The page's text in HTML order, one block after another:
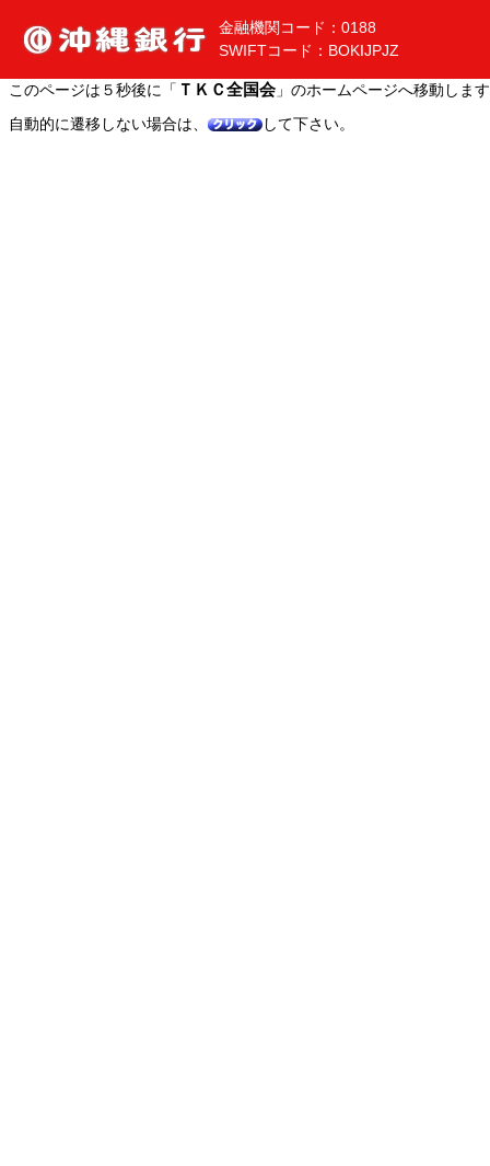
金融機関コード：0188
SWIFTコード：BOKIJPJZ
このページは５秒後に「 ＴＫＣ全国会 」のホームページへ移動しま
自動的に遷移しない場合は、
して下さい。